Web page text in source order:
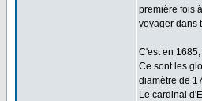
première fois
voyager dans
C'est en
Ce sont les
diamètre de
Le cardinal